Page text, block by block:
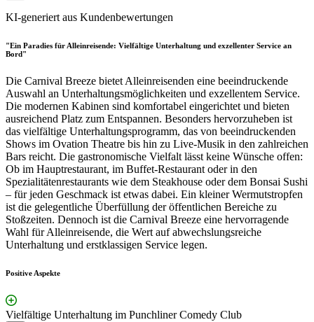
KI-generiert aus Kundenbewertungen
"Ein Paradies für Alleinreisende: Vielfältige Unterhaltung und exzellenter Service an
Bord"
Die Carnival Breeze bietet Alleinreisenden eine beeindruckende
Auswahl an Unterhaltungsmöglichkeiten und exzellentem Service.
Die modernen Kabinen sind komfortabel eingerichtet und bieten
ausreichend Platz zum Entspannen. Besonders hervorzuheben ist
das vielfältige Unterhaltungsprogramm, das von beeindruckenden
Shows im Ovation Theatre bis hin zu Live-Musik in den zahlreichen
Bars reicht. Die gastronomische Vielfalt lässt keine Wünsche offen:
Ob im Hauptrestaurant, im Buffet-Restaurant oder in den
Spezialitätenrestaurants wie dem Steakhouse oder dem Bonsai Sushi
– für jeden Geschmack ist etwas dabei. Ein kleiner Wermutstropfen
ist die gelegentliche Überfüllung der öffentlichen Bereiche zu
Stoßzeiten. Dennoch ist die Carnival Breeze eine hervorragende
Wahl für Alleinreisende, die Wert auf abwechslungsreiche
Unterhaltung und erstklassigen Service legen.
Positive Aspekte
Vielfältige Unterhaltung im Punchliner Comedy Club